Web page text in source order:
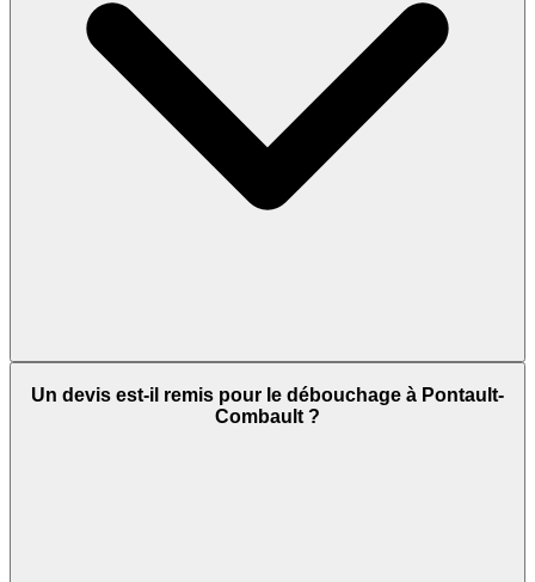
Un devis est-il remis pour le débouchage à Pontault-
Combault ?